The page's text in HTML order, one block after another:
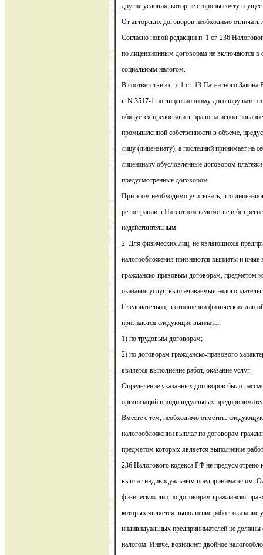
другие условия, которые стороны сочтут
От авторских договоров необходимо
Согласно новой редакции п. 1 ст. 236
по лицензионным договорам не включаются в
социальным налогом.
В соответствии с п. 1 ст. 13 Патентного
г. N 3517-1 по лицензионному договору
обязуется предоставить право на
промышленной собственности в объеме,
лицу (лицензиату), а последний принимает на
лицензиару обусловленные договором
предусмотренные договором.
При этом необходимо учитывать, что
регистрации в Патентном ведомстве и без
недействительным.
2. Для физических лиц, не являющихся
налогообложения признаются выплаты и иные
гражданско-правовым договорам, предметом
оказание услуг, выплачиваемые
Следовательно, в отношении физических лиц
признаются следующие выплаты:
1) по трудовым договорам;
2) по договорам гражданско-правового
является выполнение работ, оказание услуг;
Определение указанных договоров было
организаций и индивидуальных
Вместе с тем, необходимо отметить
налогообложении выплат по договорам
предметом которых является выполнение
236 Налогового кодекса РФ не предусмотрено
выплат индивидуальным предпринимателям.
физических лиц по договорам гражданско-
которых является выполнение работ, оказание
индивидуальных предпринимателей не
налогом. Иначе, возникнет двойное